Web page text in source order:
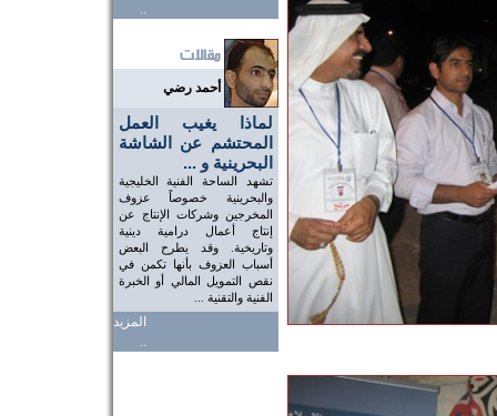
..
أحمد رضي
لماذا يغيب العمل
المحتشم عن الشاشة
البحرينية و ...
تشهد الساحة الفنية الخليجية
والبحرينية خصوصاً عزوف
المخرجين وشركات الإنتاج عن
إنتاج أعمال درامية دينية
وتاريخية. وقد يطرح البعض
أسباب العزوف بأنها تكمن في
نقص التمويل المالي أو الخبرة
الفنية والتقنية ...
المزيد
..